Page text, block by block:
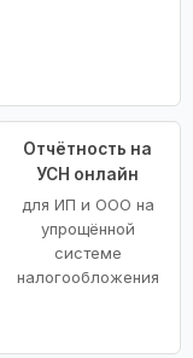
Отчётность на
УСН онлайн
для ИП и ООО на
упрощённой
системе
налогообложения